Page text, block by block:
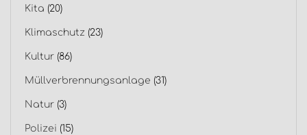
Kita (20)
Klimaschutz (23)
Kultur (86)
Müllverbrennungsanlage (31)
Natur (3)
Polizei (15)